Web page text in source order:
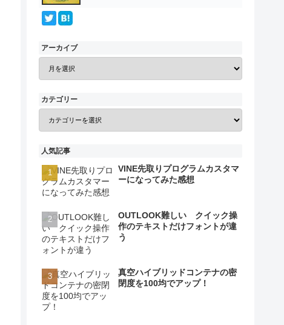
アーカイブ
カテゴリー
人気記事
VINE先取りプログラムカスタマ
ーになってみた感想
OUTLOOK難しい クイック操
作のテキストだけフォントが違
う
真空ハイブリッドコンテナの密
閉度を100均でアップ！